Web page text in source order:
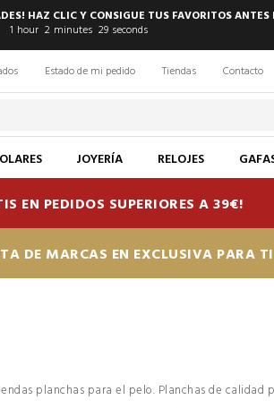
HAZ CLIC Y CONSIGUE TUS FAVORITOS ANTES
1 hour 2 minutes 28 seconds
Estado de mi pedido Tiendas Contacto
JOYERÍA RELOJES
EN PEDIDOS SUPERIORES A 39€!
DE MARCAS EN EXCLUSIVA PARA TI
planchas para el pelo. Planchas de